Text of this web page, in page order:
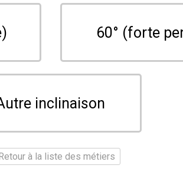
60° (forte
inclinaison
à la liste des métiers